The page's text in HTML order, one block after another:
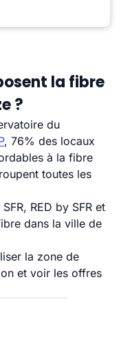
la fibre
?
du
, 76% des locaux
à la fibre
toutes les
RED by SFR et
dans la ville de
la zone de
et voir les offres